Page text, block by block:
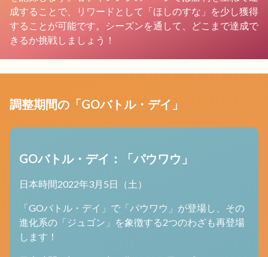
成することで、リワードとして「ほしのすな」を少し獲得
することが可能です。シーズンを通して、どこまで達成で
きるか挑戦しましょう！
調整期間の「GOバトル・デイ」
GOバトル・デイ：「パウワウ」
日本時間2022年3月5日（土）
「GOバトル・デイ」で「パウワウ」が登場し、その
進化系の「ジュゴン」を象徴する2つのわざも再登場
します！